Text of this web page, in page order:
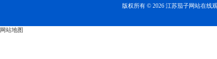
版权所有 © 2026 江苏茄子网站在线
网站地图